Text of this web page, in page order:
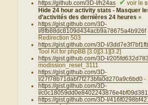
https://github.com/3D-I/h24as
✔ voir le
Hide 24 hour activity stats - Masquer
d’activités des dernières 24 heures»
https://gist.github.com/3D-
I/8fb88dc8109d434acb9a78675a4b926f
Redirection 503
https://gist.github.com/3D-I/
Tool Kit for phpBB [3.0][3.1][3.2]
https://gist.github.com/3D-I/
modission_reset_3111
https://gist.github.com/3D-
I/27f78b71dabf7f273bfa0d270a9c6bd0 -
https://gist.github.com/3D-
I/c0c18059dd0e8402243876e4bf09d381
https://gist.github.com/3D-I/